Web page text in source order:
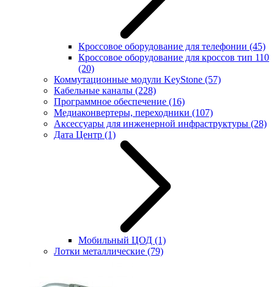
Кроссовое оборудование для телефонии (45)
Кроссовое оборудование для кроссов тип 110
(20)
Коммутационные модули KeyStone (57)
Кабельные каналы (228)
Программное обеспечение (16)
Медиаконвертеры, переходники (107)
Аксессуары для инженерной инфраструктуры (28)
Дата Центр (1)
Мобильный ЦОД (1)
Лотки металлические (79)